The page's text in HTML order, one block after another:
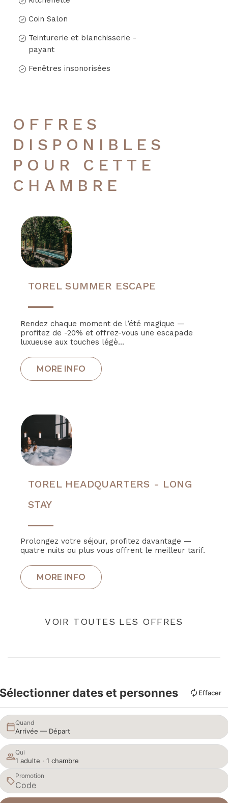
Coin Salon
Teinturerie et blanchisserie -
payant
Fenêtres insonorisées
OFFRES
DISPONIBLES
POUR CETTE
CHAMBRE
TOREL SUMMER ESCAPE
Rendez chaque moment de l’été magique —
profitez de -20% et offrez-vous une escapade
luxueuse aux touches légè...
TOREL HEADQUARTERS - LONG
STAY
Prolongez votre séjour, profitez davantage —
quatre nuits ou plus vous offrent le meilleur tarif.
VOIR TOUTES LES OFFRES
Sélectionner dates et personnes Effacer
Quand
Arrivée — Départ
Qui
1 adulte · 1 chambre
Promotion